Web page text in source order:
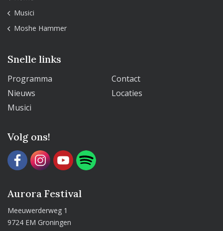
Musici
Moshe Hammer
Snelle links
Programma
Contact
Nieuws
Locaties
Musici
Volg ons!
Aurora Festival
Meeuwerderweg 1
9724 EM Groningen